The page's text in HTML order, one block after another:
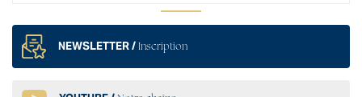
NEWSLETTER / Inscription